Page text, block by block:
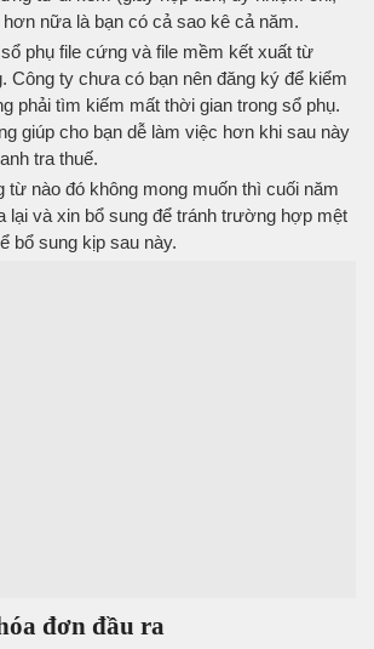
nữa là bạn có cả sao kê cả năm.
phụ file cứng và file mềm kết xuất từ
Công ty chưa có bạn nên đăng ký để kiểm
phải tìm kiếm mất thời gian trong sổ phụ.
giúp cho bạn dễ làm việc hơn khi sau này
tra thuế.
từ nào đó không mong muốn thì cuối năm
lại và xin bổ sung để tránh trường hợp mệt
bổ sung kịp sau này.
đơn đầu ra